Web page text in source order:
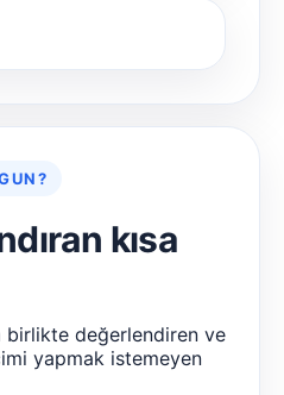
kısa
değerlendiren ve
yapmak istemeyen